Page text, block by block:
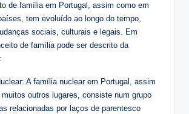
de família em Portugal, assim como em
tem evoluído ao longo do tempo,
sociais, culturais e legais. Em
de família pode ser descrito da
A família nuclear em Portugal, assim
outros lugares, consiste num grupo
relacionadas por laços de parentesco